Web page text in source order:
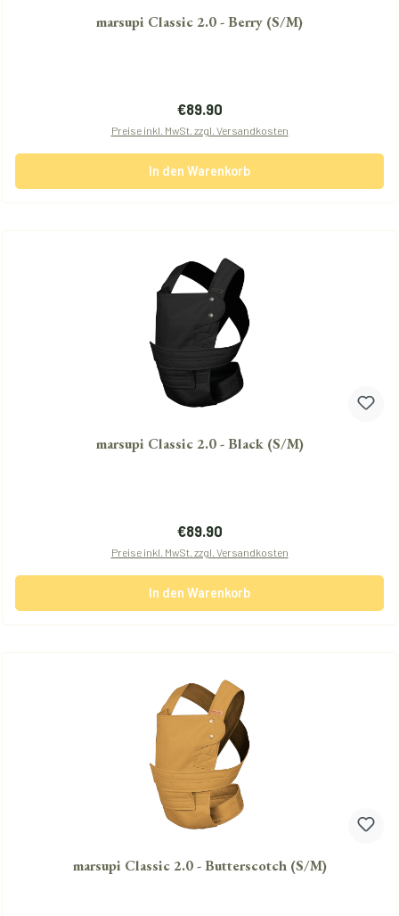
marsupi Classic 2.0 - Berry (S/M)
Regulärer Preis:
€89.90
Preise inkl. MwSt. zzgl. Versandkosten
In den Warenkorb
marsupi Classic 2.0 - Black (S/M)
Regulärer Preis:
€89.90
Preise inkl. MwSt. zzgl. Versandkosten
In den Warenkorb
marsupi Classic 2.0 - Butterscotch (S/M)